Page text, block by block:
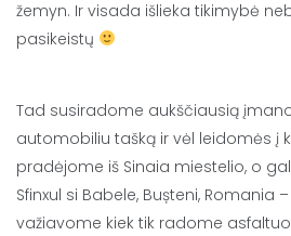
žemyn. Ir visada išlieka tikimybė
pasikeistų
Tad susiradome aukščiausią
automobiliu tašką ir vėl leidomės į
pradėjome iš Sinaia miestelio, o
Sfinxul si Babele, Bușteni, Romania
važiavome kiek tik radome